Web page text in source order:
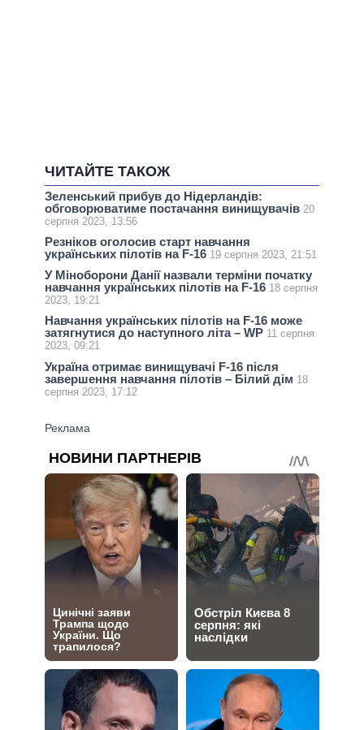
ЧИТАЙТЕ ТАКОЖ
Зеленський прибув до Нідерландів:
обговорюватиме постачання винищувачів 20
серпня 2023, 13:56
Резніков оголосив старт навчання
українських пілотів на F-16 19 серпня 2023, 21:51
У Міноборони Данії назвали терміни початку
навчання українських пілотів на F-16 18 серпня
2023, 19:21
Навчання українських пілотів на F-16 може
затягнутися до наступного літа – WP 11 серпня
2023, 09:21
Україна отримає винищувачі F-16 після
завершення навчання пілотів – Білий дім 18
серпня 2023, 17:12